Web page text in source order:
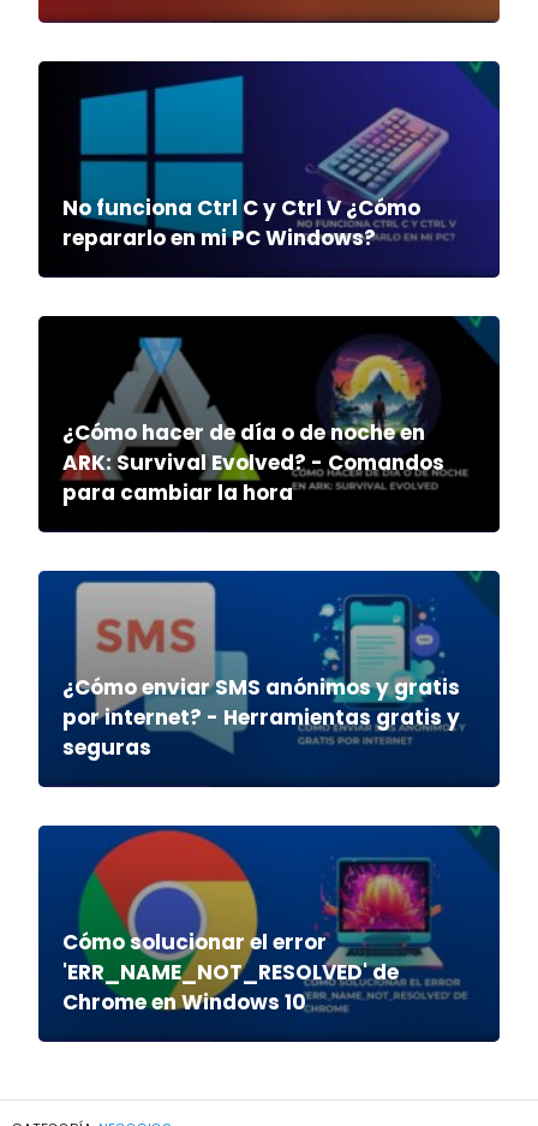
No funciona Ctrl C y Ctrl V ¿Cómo
repararlo en mi PC Windows?
¿Cómo hacer de día o de noche en
ARK: Survival Evolved? - Comandos
para cambiar la hora
¿Cómo enviar SMS anónimos y gratis
por internet? - Herramientas gratis y
seguras
Cómo solucionar el error
'ERR_NAME_NOT_RESOLVED' de
Chrome en Windows 10